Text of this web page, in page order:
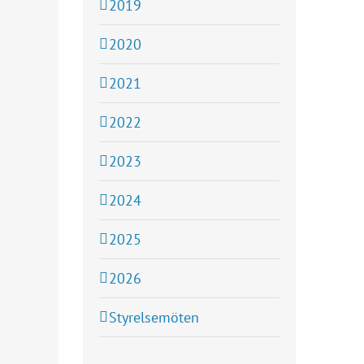
2019
2020
2021
2022
2023
2024
2025
2026
Styrelsemöten